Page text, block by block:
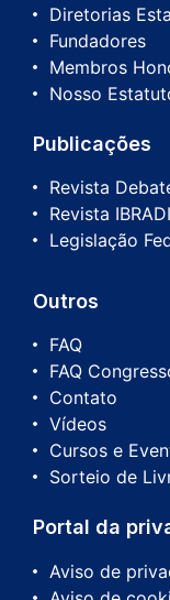
Diretorias
Fundadores
Membros
Nosso
Publicações
Revista
Revista
Legislação
Outros
FAQ
FAQ
Contato
Vídeos
Cursos e
Sorteio de
Portal da
Aviso de